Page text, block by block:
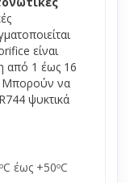
είναι
από 1 έως 16
Μπορούν να
ψυκτικά
oC έως +50οC